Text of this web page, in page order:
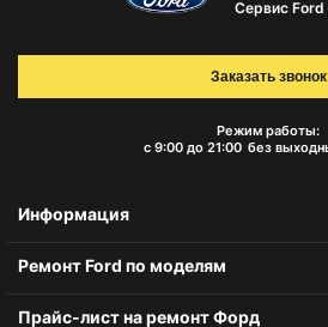
Сервис
Режим работы:
с 9:00 до 21:00 без
Заказать звонок
Информация
Ремонт Ford по моделям
Прайс-лист на ремонт Форд